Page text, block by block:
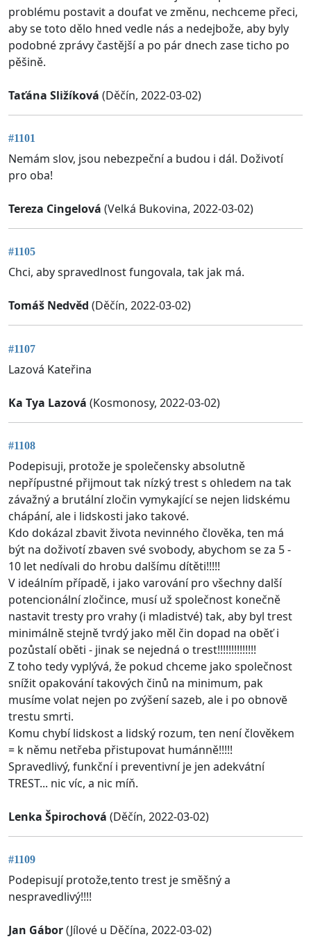
problému postavit a doufat ve změnu, nechceme přeci,
aby se toto dělo hned vedle nás a nedejbože, aby byly
podobné zprávy častější a po pár dnech zase ticho po
pěšině.
Taťána Sližíková (Děčín, 2022-03-02)
#1101
Nemám slov, jsou nebezpeční a budou i dál. Doživotí
pro oba!
Tereza Cingelová (Velká Bukovina, 2022-03-02)
#1105
Chci, aby spravedlnost fungovala, tak jak má.
Tomáš Nedvěd (Děčín, 2022-03-02)
#1107
Lazová Kateřina
Ka Tya Lazová (Kosmonosy, 2022-03-02)
#1108
Podepisuji, protože je společensky absolutně
nepřípustné přijmout tak nízký trest s ohledem na tak
závažný a brutální zločin vymykající se nejen lidskému
chápání, ale i lidskosti jako takové.
Kdo dokázal zbavit života nevinného člověka, ten má
být na doživotí zbaven své svobody, abychom se za 5 -
10 let nedívali do hrobu dalšímu dítěti!!!!!
V ideálním případě, i jako varování pro všechny další
potencionální zločince, musí už společnost konečně
nastavit tresty pro vrahy (i mladistvé) tak, aby byl trest
minimálně stejně tvrdý jako měl čin dopad na oběť i
pozůstalí oběti - jinak se nejedná o trest!!!!!!!!!!!!!!
Z toho tedy vyplývá, že pokud chceme jako společnost
snížit opakování takových činů na minimum, pak
musíme volat nejen po zvýšení sazeb, ale i po obnovĕ
trestu smrti.
Komu chybí lidskost a lidský rozum, ten není člověkem
= k němu netřeba přistupovat humánně!!!!!
Spravedlivý, funkční i preventivní je jen adekvátní
TREST... nic víc, a nic míň.
Lenka Špirochová (Děčín, 2022-03-02)
#1109
Podepisují protože,tento trest je směšný a
nespravedlivý!!!!
Jan Gábor(Jílové u Děčína, 2022-03-02)